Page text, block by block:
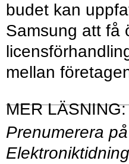
budet kan
Samsung att få
mellan
Prenumerera på